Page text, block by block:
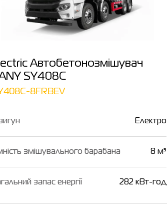
Автобетонозмішувач
SY408C
8FRBEV
Електро
змішувального барабана 8 м³
запас енергії 282 кВт-год